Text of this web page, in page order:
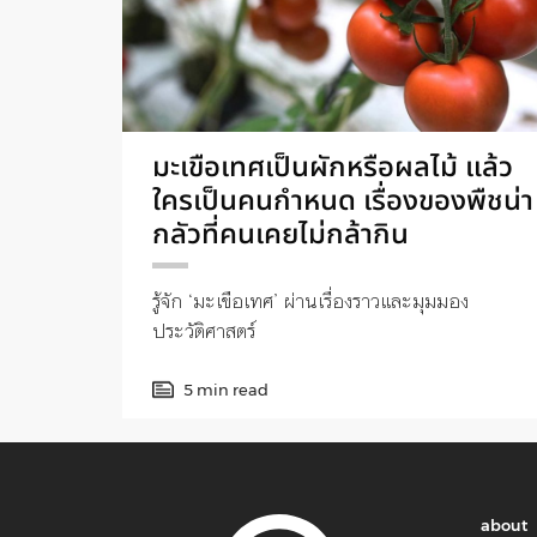
มะเขือเทศเป็นผักหรือผลไม้ แล้ว
ใครเป็นคนกำหนด เรื่องของพืชน่า
กลัวที่คนเคยไม่กล้ากิน
รู้จัก ‘มะเขือเทศ’ ผ่านเรื่องราวและมุมมอง
ประวัติศาสตร์
5 min read
about